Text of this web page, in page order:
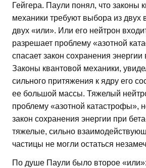
Гейгера. Паули понял, что законы
механики требуют выбора из двух
двух «или». Или его нейтрон
разрешает проблему «азотной
спасает закон сохранения энергии
Законы квантовой механики,
сильного притяжения к ядру его
ее большой массы. Тяжелый
проблему «азотной катастрофы»,
закон сохранения энергии при
тяжелые, сильно
частицы не могли остаться
По душе Паули было второе